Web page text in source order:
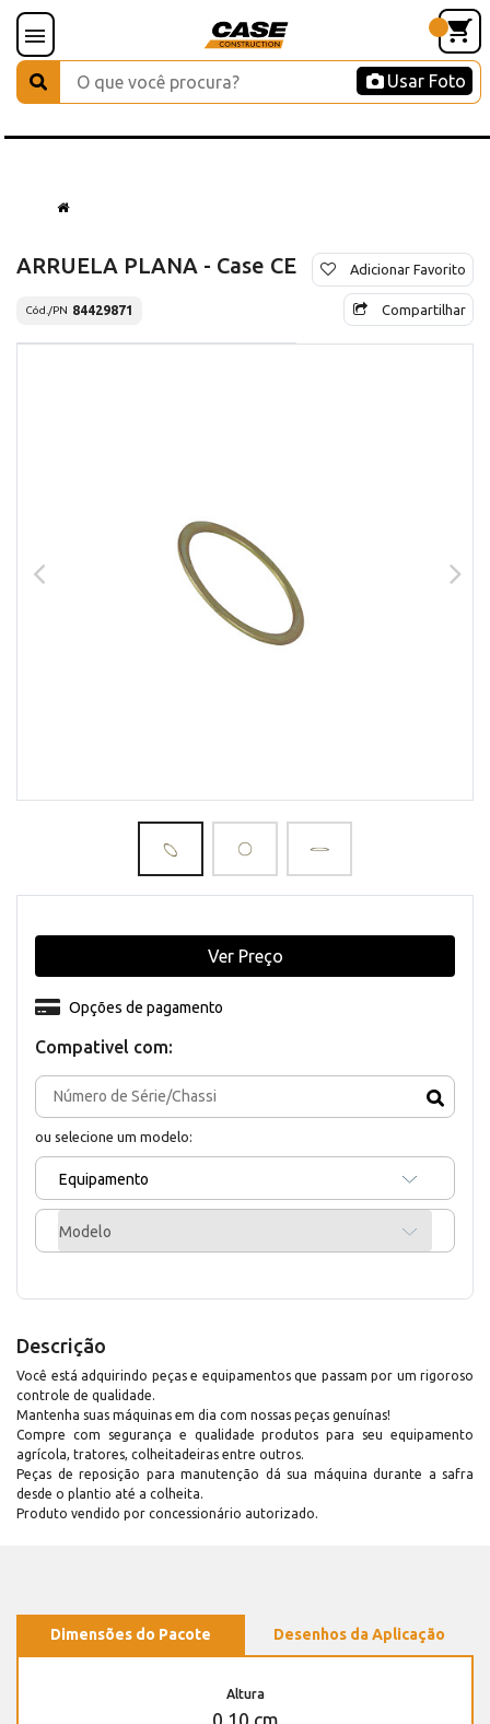
Usar Foto
ARRUELA PLANA - Case CE
Cód./PN 84429871
Adicionar Favorito
Compartilhar
Compativel com:
ou selecione um modelo:
Equipamento
Modelo
Opções de pagamento
Ver Preço
Descrição
Você está adquirindo peças e equipamentos que passam por um rigoroso
controle de qualidade.
Mantenha suas máquinas em dia com nossas peças genuínas!
Compre com segurança e qualidade produtos para seu equipamento
agrícola, tratores, colheitadeiras entre outros.
Peças de reposição para manutenção dá sua máquina durante a safra
desde o plantio até a colheita.
Produto vendido por concessionário autorizado.
Dimensões do Pacote Desenhos da Aplicação
Altura
0,10 cm